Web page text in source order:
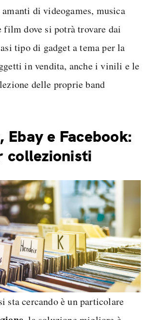
amanti di videogames, musica
film dove si potrà trovare dai
tipo di gadget a tema per la
in vendita, anche i vinili e le
delle proprie band
Ebay e Facebook:
collezionisti
sta cercando è un particolare